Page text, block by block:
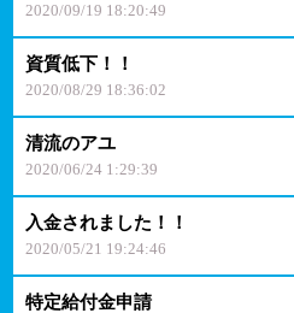
2020/09/19 18:20:49
資質低下！！
2020/08/29 18:36:02
清流のアユ
2020/06/24 1:29:39
入金されました！！
2020/05/21 19:24:46
特定給付金申請